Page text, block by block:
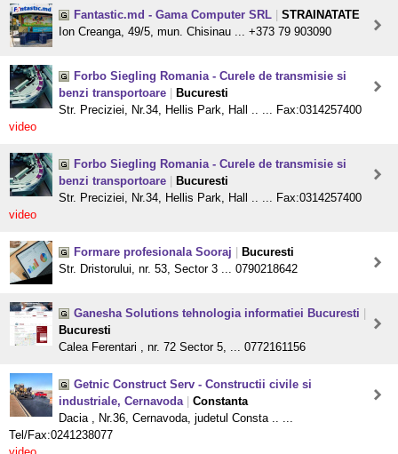
Fantastic.md - Gama Computer SRL
STRAINATATE
Ion Creanga, 49/5, mun. Chisinau ... +373 79 903090
Forbo Siegling Romania - Curele de transmisie si
benzi transportoare
Bucuresti
Str. Preciziei, Nr.34, Hellis Park, Hall .. ... Fax:0314257400
video
Forbo Siegling Romania - Curele de transmisie si
benzi transportoare
Bucuresti
Str. Preciziei, Nr.34, Hellis Park, Hall .. ... Fax:0314257400
video
Formare profesionala Sooraj
Bucuresti
Str. Dristorului, nr. 53, Sector 3 ... 0790218642
Ganesha Solutions tehnologia informatiei Bucuresti
Bucuresti
Calea Ferentari , nr. 72 Sector 5, ... 0772161156
Getnic Construct Serv - Constructii civile si
industriale, Cernavoda
Constanta
Dacia , Nr.36, Cernavoda, judetul Consta .. ...
Tel/Fax:0241238077